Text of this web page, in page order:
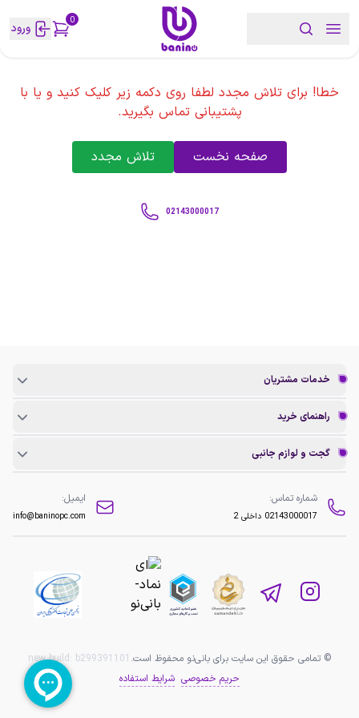
0 ورود
خطا! برای تلاش مجدد لطفا روی دکمه زیر کلیک کنید و یا با
پشتیبانی تماس بگیرید.
صفحه نخست تلاش مجدد
02143000017
خدمات مشتریان
راهنمای خرید
گجت و لوازم جانبی
شماره تماس:
02143000017 داخلی 2
ایمیل:
info@baninopc.com
© تمامی حقوق این سایت برای بانی‌نو محفوظ است. new build: b299391101
حریم خصوصی شرایط استفاده